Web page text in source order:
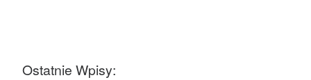
Ostatnie Wpisy: